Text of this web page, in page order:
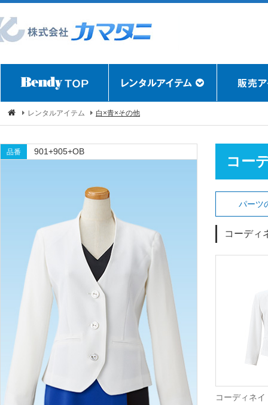
レンタルアイテム 白×青×その他
品番 901+905+OB
コー
パーツ
コーディ
コーディネ